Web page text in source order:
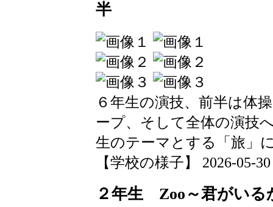
半
６年生の演技、前半は体
ープ、そして全体の演技
生のテーマとする「旅」
【学校の様子】 2026-05-
２年生 Zoo～君がいる